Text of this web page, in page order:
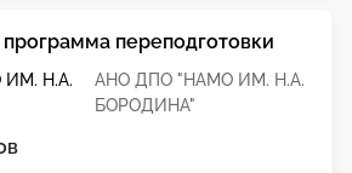
АНО ДПО "НАМО ИМ. Н.А.
БОРОДИНА"
переподготовки